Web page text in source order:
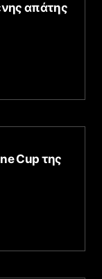
απάτης
Cup της